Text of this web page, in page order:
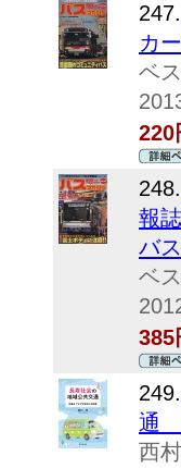
247.
カ
ベ
220
248.
報
バ
ベ
385
249.
通
西